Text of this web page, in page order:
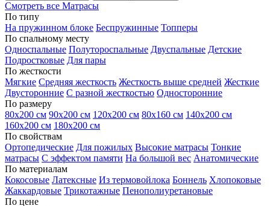
Смотреть все Матрасы
По типу
На пружинном блоке Беспружинные Топперы
По спальному месту
Односпальные Полутороспальные Двуспальные Детские
Подростковые Для пары
По жесткости
Мягкие Средняя жесткость Жесткость выше средней Жесткие
Двусторонние С разной жесткостью Односторонние
По размеру
80х200 см 90х200 см 120х200 см 80х160 см 140х200 см
160х200 см 180х200 см
По свойствам
Ортопедические Для пожилых Высокие матрасы Тонкие
матрасы С эффектом памяти На большой вес Анатомические
По материалам
Кокосовые Латексные Из термовойлока Боннель Хлопоковые
Жаккардовые Трикотажные Пенополиуретановые
По цене